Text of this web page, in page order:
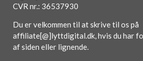
CVR nr.: 36537930
Du er velkommen til at skrive til os på
affiliate[@]lyttdigital.dk, hvis du har
af siden eller lignende.